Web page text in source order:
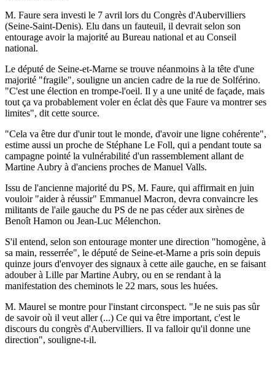
M. Faure sera investi le 7 avril lors du Congrès d'Aubervilliers
(Seine-Saint-Denis). Elu dans un fauteuil, il devrait selon son
entourage avoir la majorité au Bureau national et au Conseil
national.
Le député de Seine-et-Marne se trouve néanmoins à la tête d'une
majorité "fragile", souligne un ancien cadre de la rue de Solférino.
"C'est une élection en trompe-l'oeil. Il y a une unité de façade, mais
tout ça va probablement voler en éclat dès que Faure va montrer ses
limites", dit cette source.
"Cela va être dur d'unir tout le monde, d'avoir une ligne cohérente",
estime aussi un proche de Stéphane Le Foll, qui a pendant toute sa
campagne pointé la vulnérabilité d'un rassemblement allant de
Martine Aubry à d'anciens proches de Manuel Valls.
Issu de l'ancienne majorité du PS, M. Faure, qui affirmait en juin
vouloir "aider à réussir" Emmanuel Macron, devra convaincre les
militants de l'aile gauche du PS de ne pas céder aux sirènes de
Benoît Hamon ou Jean-Luc Mélenchon.
S'il entend, selon son entourage monter une direction "homogène, à
sa main, resserrée", le député de Seine-et-Marne a pris soin depuis
quinze jours d'envoyer des signaux à cette aile gauche, en se faisant
adouber à Lille par Martine Aubry, ou en se rendant à la
manifestation des cheminots le 22 mars, sous les huées.
M. Maurel se montre pour l'instant circonspect. "Je ne suis pas sûr
de savoir où il veut aller (...) Ce qui va être important, c'est le
discours du congrès d'Aubervilliers. Il va falloir qu'il donne une
direction", souligne-t-il.